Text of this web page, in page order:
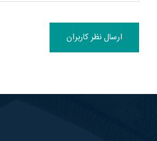
ارسال نظر کاربران